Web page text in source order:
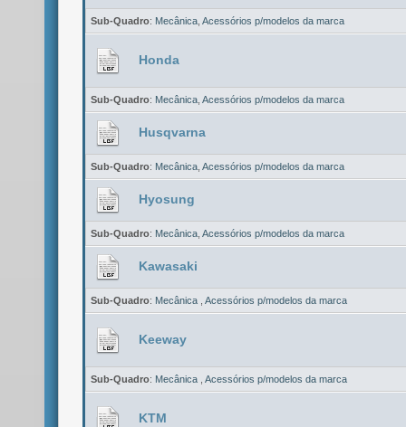
Sub-Quadro: Mecânica Acessórios p/modelos da marca
Honda
Sub-Quadro: Mecânica Acessórios p/modelos da marca
Husqvarna
Sub-Quadro: Mecânica Acessórios p/modelos da marca
Hyosung
Sub-Quadro: Mecânica Acessórios p/modelos da marca
Kawasaki
Sub-Quadro: Mecânica Acessórios p/modelos da marca
Keeway
Sub-Quadro: Mecânica Acessórios p/modelos da marca
KTM